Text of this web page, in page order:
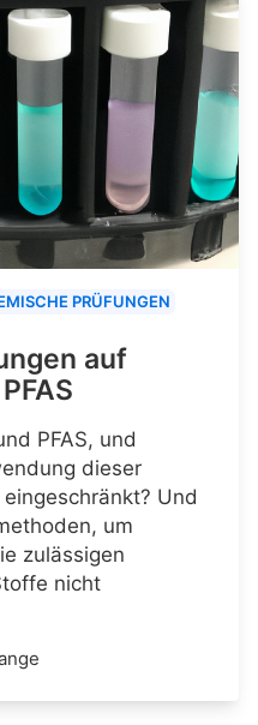
PRÜFUNGEN
auf
PFAS, und
dieser
Und
um
zulässigen
nicht